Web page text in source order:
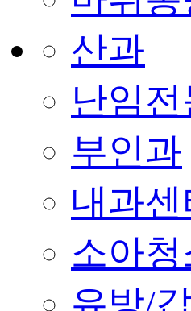
산과
난임
부인과
내과센
소아